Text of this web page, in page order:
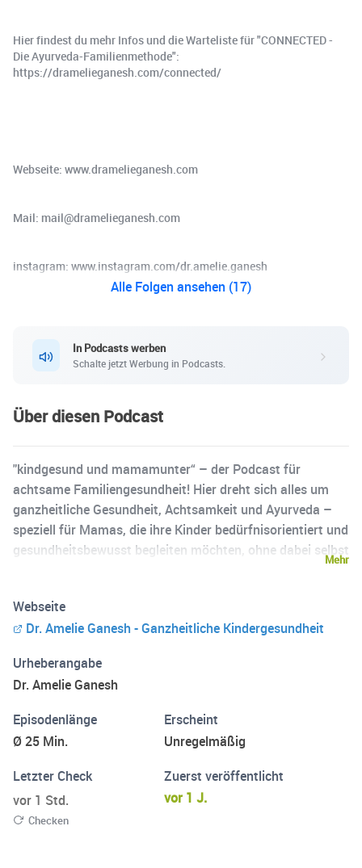
Hier findest du mehr Infos und die Warteliste für "CONNECTED -
Die Ayurveda-Familienmethode":
https://dramelieganesh.com/connected/
Webseite: www.dramelieganesh.com
Mail: mail@dramelieganesh.com
instagram: www.instagram.com/dr.amelie.ganesh
Alle Folgen ansehen (17)
In Podcasts werben
Schalte jetzt Werbung in Podcasts.
Über diesen Podcast
"kindgesund und mamamunter“ – der Podcast für
achtsame Familiengesundheit! Hier dreht sich alles um
ganzheitliche Gesundheit, Achtsamkeit und Ayurveda –
speziell für Mamas, die ihre Kinder bedürfnisorientiert und
gesundheitsbewusst begleiten möchten, ohne dabei selbst
praktische Tipps und inspirierende Impulse für einen
gesunden und ausgeglichenen Familienalltag. Von
Mütter bis hin zu achtsamen Ritualen für Klein und Groß
– entdecke, wie du mit kleinen Schritten mehr Balance
und Leichtigkeit in dein Familienleben bringen kannst.
Mehr
Webseite
Dr. Amelie Ganesh - Ganzheitliche Kindergesundheit
Urheberangabe
Dr. Amelie Ganesh
Episodenlänge
Ø 25 Min.
Erscheint
Unregelmäßig
Letzter Check
vor 1 Std.
Checken
Zuerst veröffentlicht
vor 1 J.